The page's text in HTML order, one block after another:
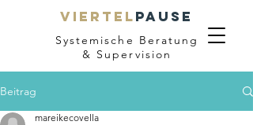
VIERTELPAUSE
Systemische Beratung
& Supervision
Beitrag
mareikecovella